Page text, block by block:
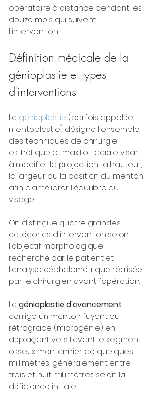
opératoire à distance pendant les
douze mois qui suivent
l'intervention.
Définition médicale de la
génioplastie et types
d'interventions
La génioplastie (parfois appelée
mentoplastie) désigne l'ensemble
des techniques de chirurgie
esthétique et maxillo-faciale visant
à modifier la projection, la hauteur,
la largeur ou la position du menton
afin d'améliorer l'équilibre du
visage.
On distingue quatre grandes
catégories d'intervention selon
l'objectif morphologique
recherché par le patient et
l'analyse céphalométrique réalisée
par le chirurgien avant l'opération.
La génioplastie d'avancement
corrige un menton fuyant ou
rétrograde (microgénie) en
déplaçant vers l'avant le segment
osseux mentonnier de quelques
millimètres, généralement entre
trois et huit millimètres selon la
déficience initiale.